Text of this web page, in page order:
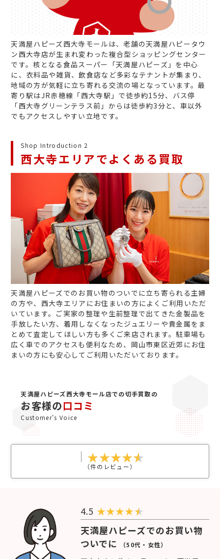
天満屋ハピーズ西大寺モールは、老舗の天満屋ハピータウ
ン西大寺店が生まれ変わった複合型ショッピングセンター
です。核となる食品スーパー「天満屋ハピーズ」を中心
に、衣料品や雑貨、飲食店など多彩なテナントが集まり、
地域の方が気軽に立ち寄れる交流の場となっています。最
寄り駅はJR赤穂線「西大寺駅」で徒歩約15分、バス停
「西大寺グリーンテラス前」からは徒歩約3分と、車以外
でもアクセスしやすい立地です。
Shop Introduction 2
西大寺エリアでよくある買取
天満屋ハピーズでのお買い物のついでに立ち寄られる主婦
の方や、西大寺エリアにお住まいの方によくご利用いただ
いています。ご実家の整理や生前整理で出てきた金製品を
手放したい方、着用しなくなったジュエリーや貴金属をま
とめて査定してほしい方も多くご来店されます。駐車場も
広く車でのアクセスも便利なため、岡山市東区近郊にお住
まいの方にも安心してご利用いただいております。
天満屋ハピーズ西大寺モール店での切手買取の
お客様の口コミ
Customer's Voice
（件のレビュー）
4.5 ★★★★
天満屋ハピーズでのお買い物
ついでに
（50代・女性）